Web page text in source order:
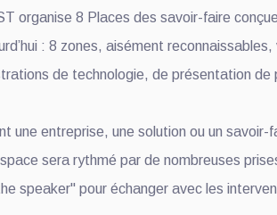
organise 8 Places des savoir-faire
: 8 zones, aisément
de technologie, de présentation
une entreprise, une solution ou un
sera rythmé par de nombreuses
speaker" pour échanger avec les